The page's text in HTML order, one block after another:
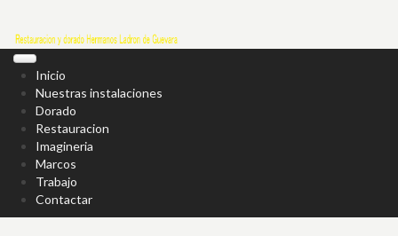
Inicio
Nuestras instalaciones
Dorado
Restauracion
Imagineria
Marcos
Trabajo
Contactar